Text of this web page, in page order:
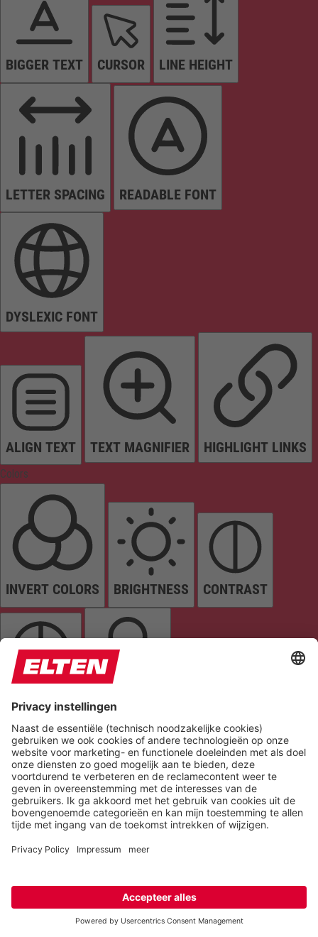
BIGGER TEXT CURSOR LINE HEIGHT
LETTER SPACING READABLE FONT
DYSLEXIC FONT
ALIGN TEXT TEXT MAGNIFIER HIGHLIGHT LINKS
Colors
INVERT COLORS BRIGHTNESS CONTRAST
Orientation
READING LINE KEYBOARD NAVIGATION